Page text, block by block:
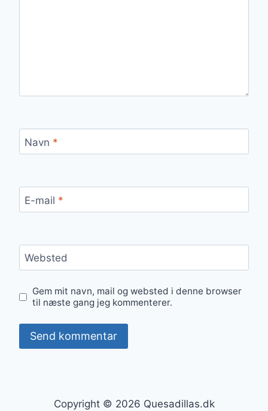
Navn *
E-mail *
Websted
Gem mit navn, mail og websted i denne browser
til næste gang jeg kommenterer.
Copyright © 2026 Quesadillas.dk